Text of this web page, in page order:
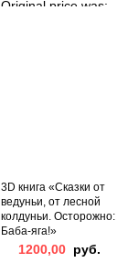
Original price was:
3D книга «Сказки от
ведуньи, от лесной
колдуньи. Осторожно:
Баба-яга!»
1200,00 руб.